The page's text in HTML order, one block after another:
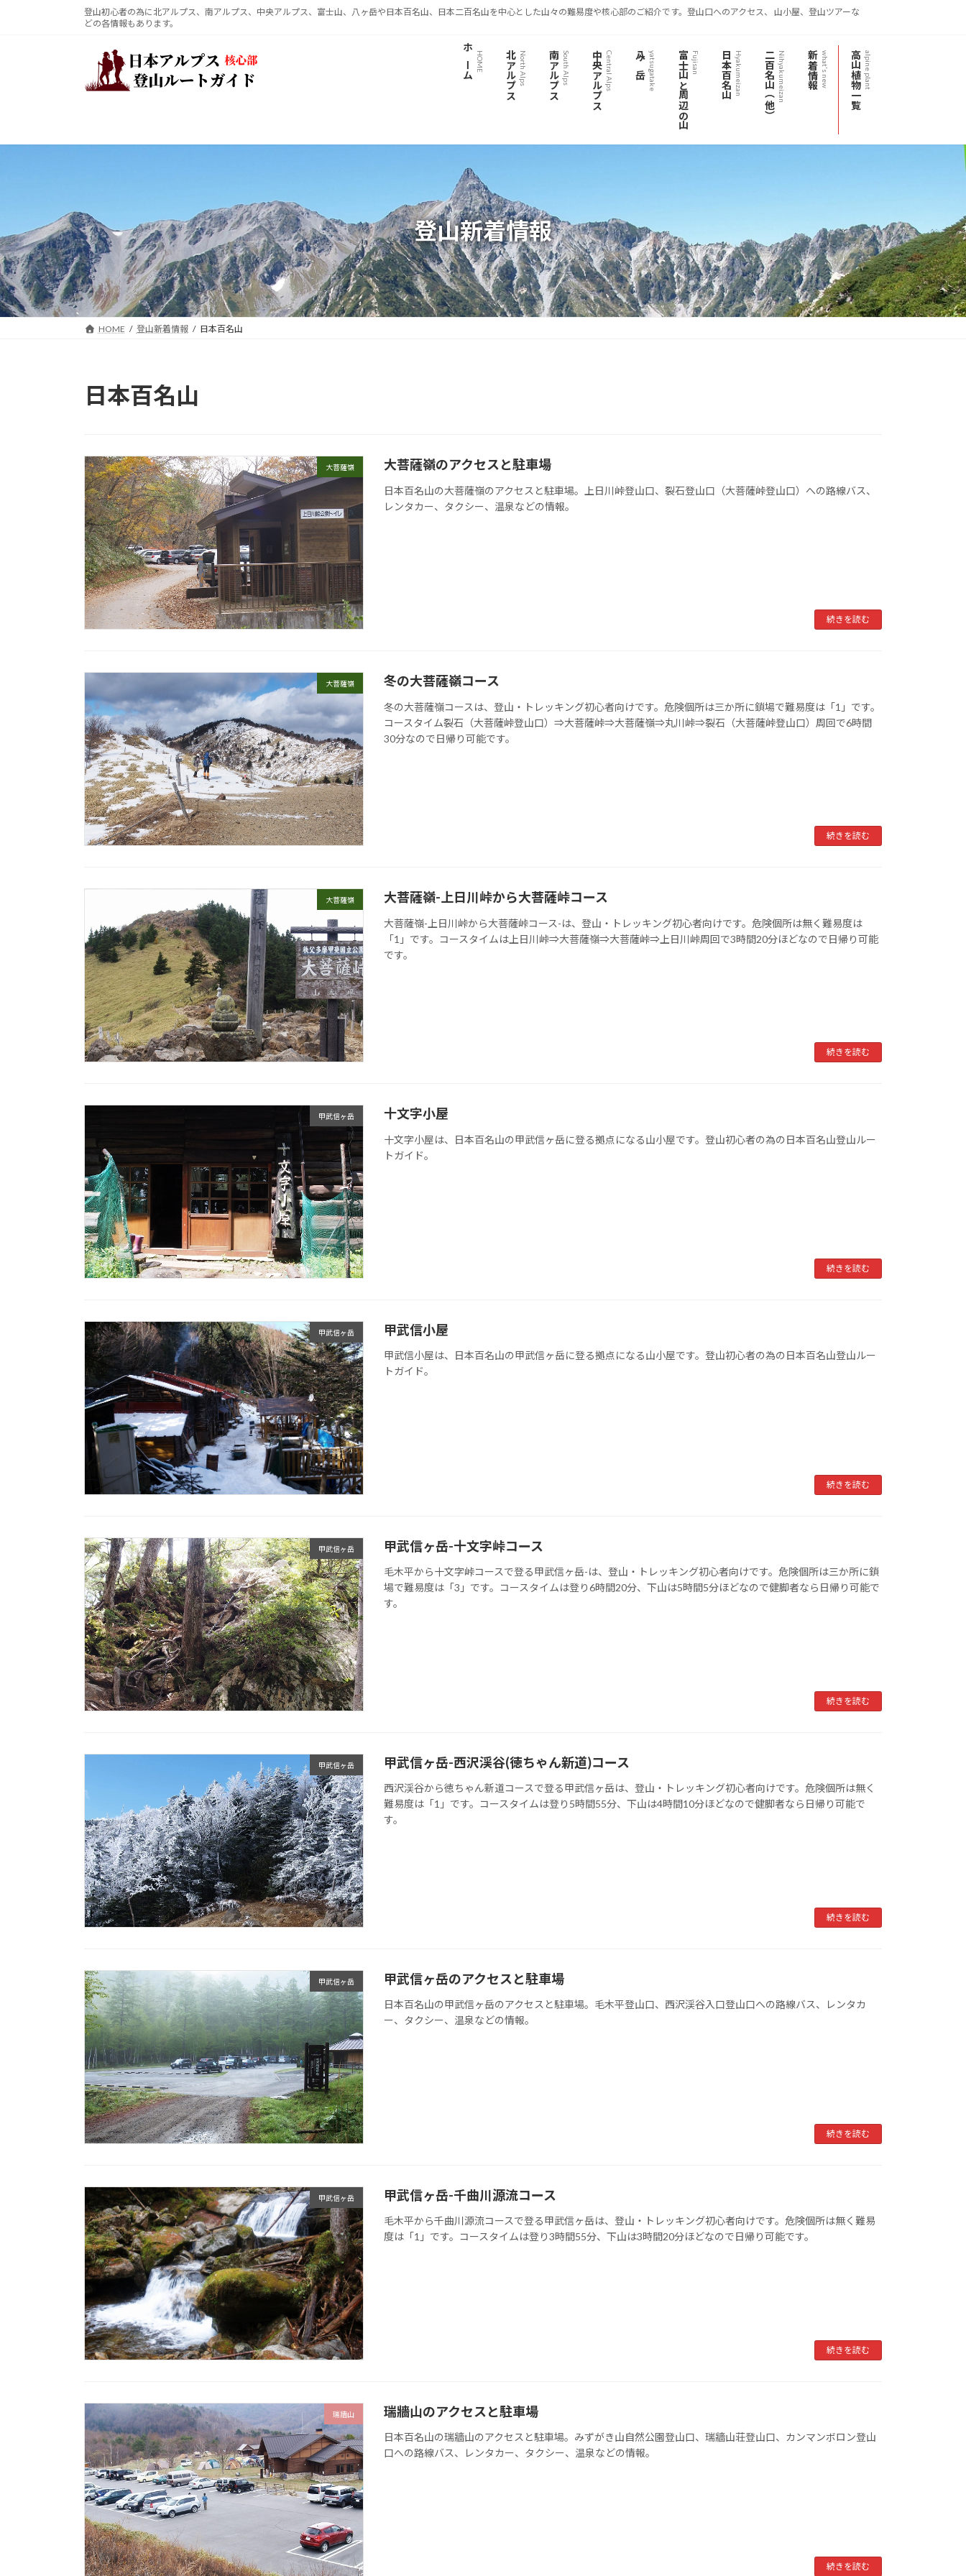
ッ
移
登山初心者の為に北アルプス、南アルプス、中央アルプス、富士山、八ヶ岳や日本百名山、日本二百名山を中心とした山々の難易度や核心部のご紹介です。登山口へのアクセス、 山小屋、登山ツアーな
どの各情報もあります。
ホーム HOME 北アルプスNorth Alps 南アルプスSouth Alps 中央アルプスCentral Alps 八ヶ岳yatsugatake 富士山と周辺の山Fujisan 日本百名山Hyakumeizan 二百名山（他）Nihyakumeizan 新着情報what's new 高山植物一覧alpine plant
登山新着情報
HOME 登山新着情報 日本百名山
日本百名山
大菩薩嶺 大菩薩嶺のアクセスと駐車場
日本百名山の大菩薩嶺のアクセスと駐車場。上日川峠登山口、裂石登山口（大菩薩峠登山口）への路線バス、
レンタカー、タクシー、温泉などの情報。
続きを読む
大菩薩嶺 冬の大菩薩嶺コース
冬の大菩薩嶺コースは、登山・トレッキング初心者向けです。危険個所は三か所に鎖場で難易度は「1」です。
コースタイム裂石（大菩薩峠登山口）⇒大菩薩峠⇒大菩薩嶺⇒丸川峠⇒裂石（大菩薩峠登山口）周回で6時間
30分なので日帰り可能です。
続きを読む
大菩薩嶺 大菩薩嶺-上日川峠から大菩薩峠コース
大菩薩嶺-上日川峠から大菩薩峠コース-は、登山・トレッキング初心者向けです。危険個所は無く難易度は
「1」です。コースタイムは上日川峠⇒大菩薩嶺⇒大菩薩峠⇒上日川峠周回で3時間20分ほどなので日帰り可能
です。
続きを読む
甲武信ヶ岳 十文字小屋
十文字小屋は、日本百名山の甲武信ヶ岳に登る拠点になる山小屋です。登山初心者の為の日本百名山登山ルー
トガイド。
続きを読む
甲武信ヶ岳 甲武信小屋
甲武信小屋は、日本百名山の甲武信ヶ岳に登る拠点になる山小屋です。登山初心者の為の日本百名山登山ルー
トガイド。
続きを読む
甲武信ヶ岳 甲武信ヶ岳-十文字峠コース
毛木平から十文字峠コースで登る甲武信ヶ岳-は、登山・トレッキング初心者向けです。危険個所は三か所に鎖
場で難易度は「3」です。コースタイムは登り6時間20分、下山は5時間5分ほどなので健脚者なら日帰り可能で
す。
続きを読む
甲武信ヶ岳 甲武信ヶ岳-西沢渓谷(徳ちゃん新道)コース
西沢渓谷から徳ちゃん新道コースで登る甲武信ヶ岳は、登山・トレッキング初心者向けです。危険個所は無く
難易度は「1」です。コースタイムは登り5時間55分、下山は4時間10分ほどなので健脚者なら日帰り可能で
す。
続きを読む
甲武信ヶ岳 甲武信ヶ岳のアクセスと駐車場
日本百名山の甲武信ヶ岳のアクセスと駐車場。毛木平登山口、西沢渓谷入口登山口への路線バス、レンタカ
ー、タクシー、温泉などの情報。
続きを読む
甲武信ヶ岳 甲武信ヶ岳-千曲川源流コース
毛木平から千曲川源流コースで登る甲武信ヶ岳は、登山・トレッキング初心者向けです。危険個所は無く難易
度は「1」です。コースタイムは登り3時間55分、下山は3時間20分ほどなので日帰り可能です。
続きを読む
瑞牆山 瑞牆山のアクセスと駐車場
日本百名山の瑞牆山のアクセスと駐車場。みずがき山自然公園登山口、瑞牆山荘登山口、カンマンボロン登山
口への路線バス、レンタカー、タクシー、温泉などの情報。
続きを読む